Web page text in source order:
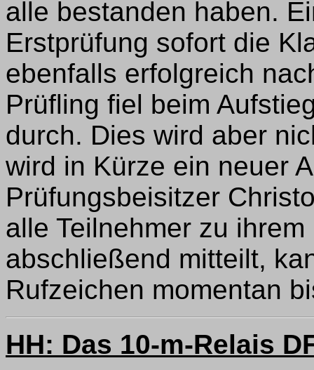
alle bestanden haben.
Erstprüfung sofort die
ebenfalls erfolgreich
Prüfling fiel beim
durch. Dies wird aber
wird in Kürze ein neuer
Prüfungsbeisitzer
alle Teilnehmer zu
abschließend mitteilt,
Rufzeichen momentan
HH: Das 10-m-Relais